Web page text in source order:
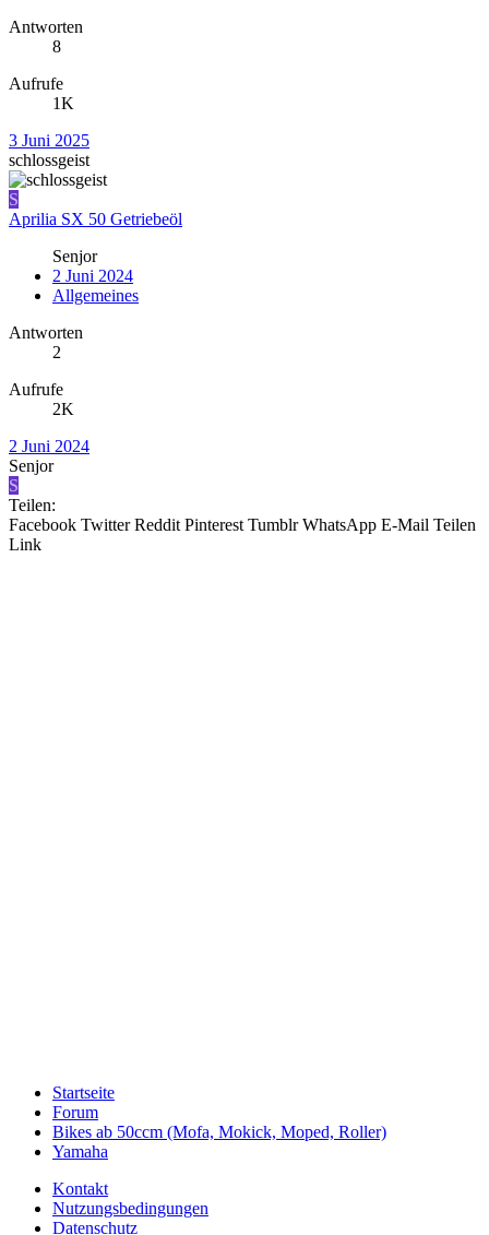
Antworten
8
Aufrufe
1K
3 Juni 2025
schlossgeist
S
Aprilia SX 50 Getriebeöl
Senjor
2 Juni 2024
Allgemeines
Antworten
2
Aufrufe
2K
2 Juni 2024
Senjor
S
Teilen:
Facebook Twitter Reddit Pinterest Tumblr WhatsApp E-Mail Teilen
Link
Startseite
Forum
Bikes ab 50ccm (Mofa, Mokick, Moped, Roller)
Yamaha
Kontakt
Nutzungsbedingungen
Datenschutz